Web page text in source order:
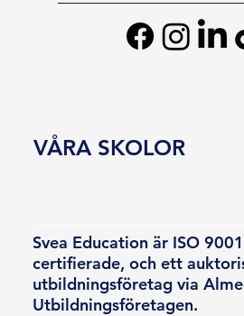
Svea Education är ISO
certifierade, och ett
utbildningsföretag via
Utbildningsföretagen.
VÅRA SKOLOR